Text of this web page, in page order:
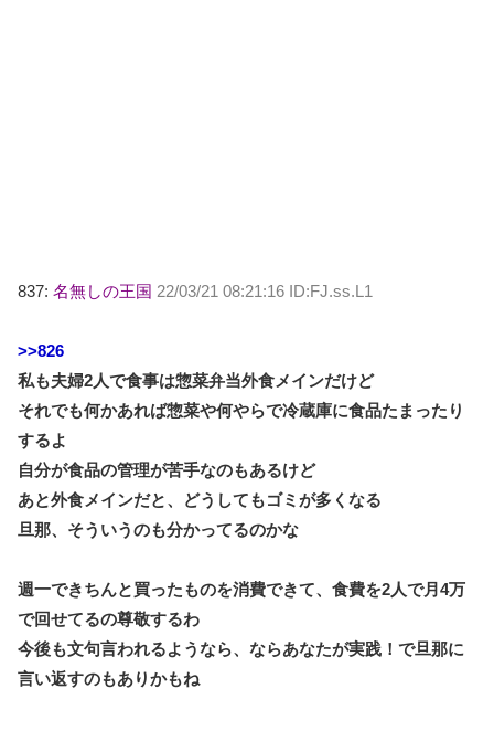
837: 名無しの王国 22/03/21 08:21:16 ID:FJ.ss.L1
>>826
私も夫婦2人で食事は惣菜弁当外食メインだけど
それでも何かあれば惣菜や何やらで冷蔵庫に食品たまったり
するよ
自分が食品の管理が苦手なのもあるけど
あと外食メインだと、どうしてもゴミが多くなる
旦那、そういうのも分かってるのかな
週一できちんと買ったものを消費できて、食費を2人で月4万
で回せてるの尊敬するわ
今後も文句言われるようなら、ならあなたが実践！で旦那に
言い返すのもありかもね